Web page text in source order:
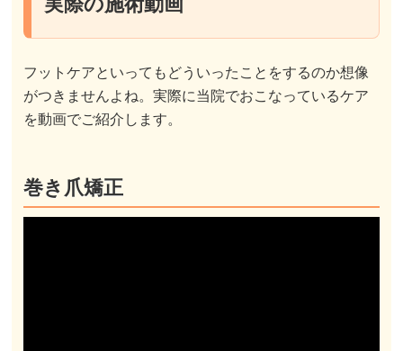
フットケアといってもどういったことをするのか想像
がつきませんよね。実際に当院でおこなっているケア
を動画でご紹介します。
巻き爪矯正